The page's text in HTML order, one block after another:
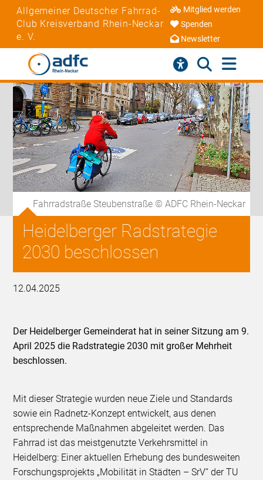
Allgemeiner Deutscher Fahrrad-
Club Kreisverband Rhein-Neckar
e. V.
Mitglied werden
Spenden
Newsletter
Fahrradstraße Steubenstraße © ADFC Rhein-Neckar
Heidelberger Radstrategie
2030 beschlossen
12.04.2025
Der Heidelberger Gemeinderat hat in seiner Sitzung am 9.
April 2025 die Radstrategie 2030 mit großer Mehrheit
beschlossen.
Mit dieser Strategie wurden neue Ziele und Standards
sowie ein Radnetz-Konzept entwickelt, aus denen
entsprechende Maßnahmen abgeleitet werden. Das
Fahrrad ist das meistgenutzte Verkehrsmittel in
Heidelberg: Einer aktuellen Erhebung des bundesweiten
Forschungsprojekts „Mobilität in Städten – SrV“ der TU